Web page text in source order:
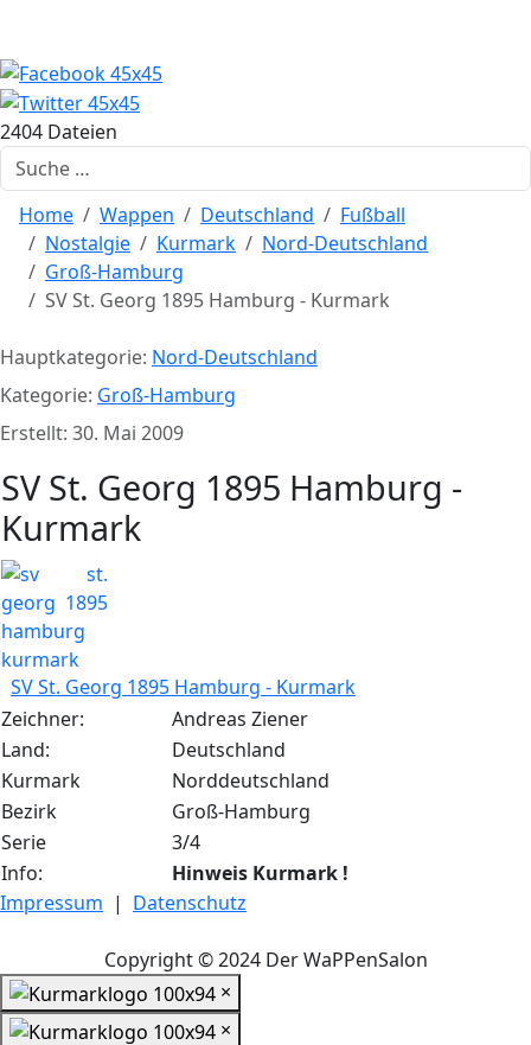
2404 Dateien
Suchen
Home Wappen Deutschland
Fußball
Nostalgie
Kurmark
Nord-Deutschland
Groß-Hamburg
SV St. Georg 1895 Hamburg - Kurmark
Hauptkategorie: Nord-Deutschland
Kategorie: Groß-Hamburg
Erstellt: 30. Mai 2009
SV St. Georg 1895 Hamburg -
Kurmark
SV St. Georg 1895 Hamburg - Kurmark
Zeichner:
Andreas Ziener
Land:
Deutschland
Kurmark
Norddeutschland
Bezirk
Groß-Hamburg
Serie
3/4
Info:
Hinweis Kurmark !
Impressum | Datenschutz
Copyright © 2024 Der WaPPenSalon
×
×